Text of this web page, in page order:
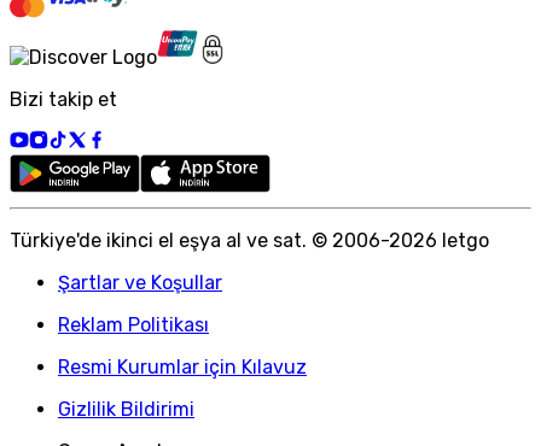
Bizi takip et
Türkiye'de ikinci el eşya al ve sat. © 2006-2026 letgo
Şartlar ve Koşullar
Reklam Politikası
Resmi Kurumlar için Kılavuz
Gizlilik Bildirimi